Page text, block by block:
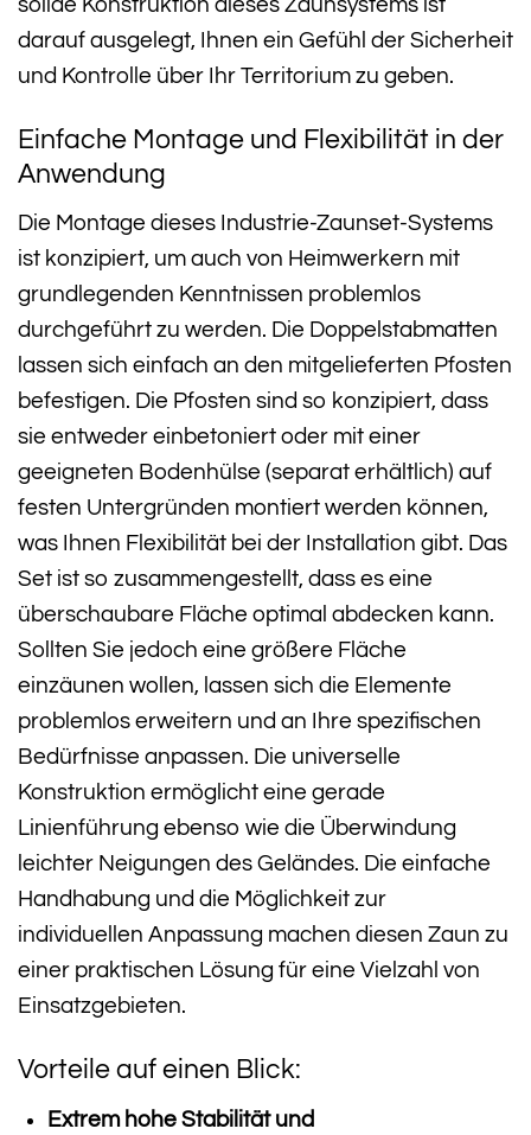
solide Konstruktion dieses Zaunsystems ist
darauf ausgelegt, Ihnen ein Gefühl der Sicherheit
und Kontrolle über Ihr Territorium zu geben.
Einfache Montage und Flexibilität in der
Anwendung
Die Montage dieses Industrie-Zaunset-Systems
ist konzipiert, um auch von Heimwerkern mit
grundlegenden Kenntnissen problemlos
durchgeführt zu werden. Die Doppelstabmatten
lassen sich einfach an den mitgelieferten Pfosten
befestigen. Die Pfosten sind so konzipiert, dass
sie entweder einbetoniert oder mit einer
geeigneten Bodenhülse (separat erhältlich) auf
festen Untergründen montiert werden können,
was Ihnen Flexibilität bei der Installation gibt. Das
Set ist so zusammengestellt, dass es eine
überschaubare Fläche optimal abdecken kann.
Sollten Sie jedoch eine größere Fläche
einzäunen wollen, lassen sich die Elemente
problemlos erweitern und an Ihre spezifischen
Bedürfnisse anpassen. Die universelle
Konstruktion ermöglicht eine gerade
Linienführung ebenso wie die Überwindung
leichter Neigungen des Geländes. Die einfache
Handhabung und die Möglichkeit zur
individuellen Anpassung machen diesen Zaun zu
einer praktischen Lösung für eine Vielzahl von
Einsatzgebieten.
Vorteile auf einen Blick:
Extrem hohe Stabilität und